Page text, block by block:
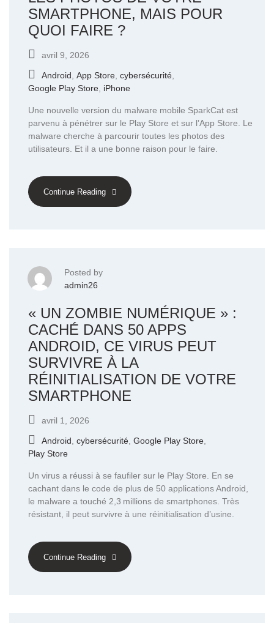
SMARTPHONE, MAIS POUR
QUOI FAIRE ?
avril 9, 2026
Android App Store cybersécurité
Google Play Store iPhone
Une nouvelle version du malware mobile SparkCat est
parvenu à pénétrer sur le Play Store et sur l’App Store. Le
malware cherche à parcourir toutes les photos des
utilisateurs. Et il a une bonne raison pour le faire.
Continue Reading
Posted by
admin26
« UN ZOMBIE NUMÉRIQUE » :
CACHÉ DANS 50 APPS
ANDROID, CE VIRUS PEUT
SURVIVRE À LA
RÉINITIALISATION DE VOTRE
SMARTPHONE
avril 1, 2026
Android cybersécurité Google Play Store
Play Store
Un virus a réussi à se faufiler sur le Play Store. En se
cachant dans le code de plus de 50 applications Android,
le malware a touché 2,3 millions de smartphones. Très
résistant, il peut survivre à une réinitialisation d’usine.
Continue Reading